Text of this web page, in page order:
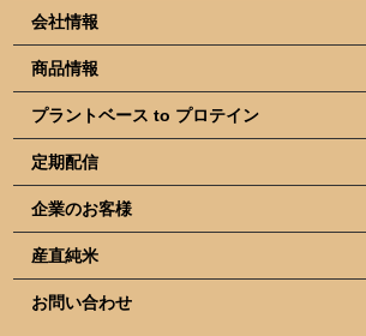
会社情報
商品情報
プラントベース to プロテイン
定期配信
企業のお客様
産直純米
お問い合わせ